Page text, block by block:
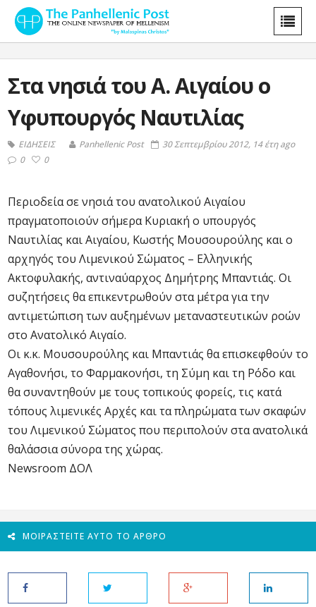
Στα νησιά του Α. Αιγαίου ο
Υφυπουργός Ναυτιλίας
ΕΙΔΗΣΕΙΣ Panhellenic Post
30 Σεπτεμβρίου 2012, 14 έτη ago
0
0
Περιοδεία σε νησιά του ανατολικού Αιγαίου
πραγματοποιούν σήμερα Κυριακή ο υπουργός
Ναυτιλίας και Αιγαίου, Κωστής Μουσουρούλης και ο
αρχηγός του Λιμενικού Σώματος – Ελληνικής
Ακτοφυλακής, αντιναύαρχος Δημήτρης Μπαντιάς. Οι
συζητήσεις θα επικεντρωθούν στα μέτρα για την
αντιμετώπιση των αυξημένων μεταναστευτικών ροών
στο Ανατολικό Αιγαίο.
Οι κ.κ. Μουσουρούλης και Μπαντιάς θα επισκεφθούν το
Αγαθονήσι, το Φαρμακονήσι, τη Σύμη και τη Ρόδο και
θα συναντηθούν με τους τοπικούς φορείς, τις κατά
τόπους λιμενικές Αρχές και τα πληρώματα των σκαφών
του Λιμενικού Σώματος που περιπολούν στα ανατολικά
θαλάσσια σύνορα της χώρας.
Newsroom ΔΟΛ
ΜΟΙΡΑΣΤΕΊΤΕ ΑΥΤΌ ΤΟ ΆΡΘΡΟ